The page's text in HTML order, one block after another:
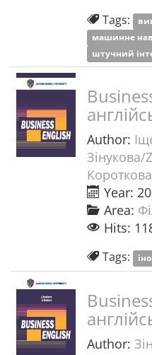
Tags:
машинне
штучний
Author:
Year:
Area:
Hits:
Tags:
Author: